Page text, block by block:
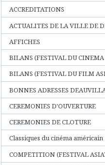
ACCREDITATIONS
ACTUALITES DE LA VILLE DE
AFFICHES
BILANS (FESTIVAL DU
BILANS (FESTIVAL DU FILM
BONNES ADRESSES
CEREMONIES D'OUVERTURE
CEREMONIES DE CLOTURE
Classiques du cinéma américain
COMPETITION (FESTIVAL